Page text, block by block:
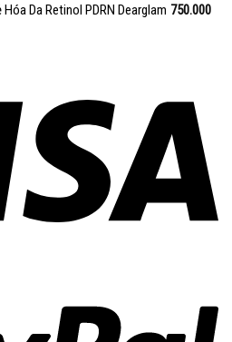
Hóa Da Retinol PDRN Dearglam 750.000